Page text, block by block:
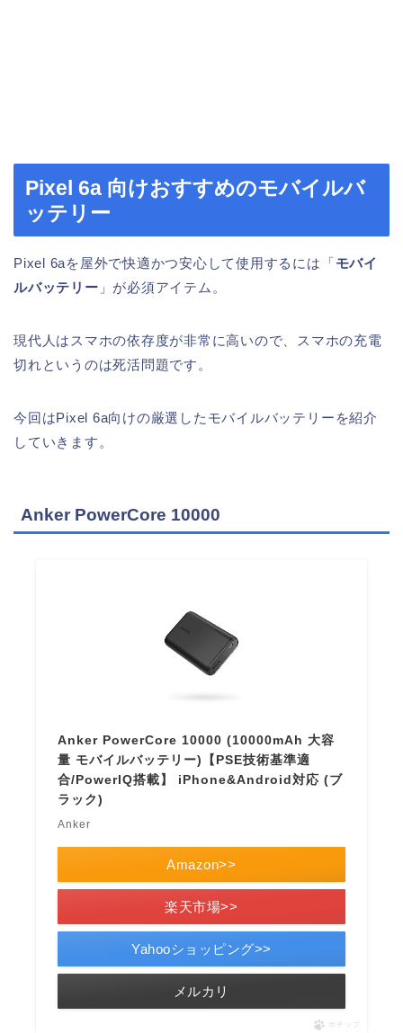
Pixel 6a 向けおすすめのモバイルバ
ッテリー
Pixel 6aを屋外で快適かつ安心して使用するには「モバイ
ルバッテリー 」が必須アイテム。
現代人はスマホの依存度が非常に高いので、スマホの充電
切れというのは死活問題です。
今回はPixel 6a向けの厳選したモバイルバッテリーを紹介
していきます。
Anker PowerCore 10000
Anker PowerCore 10000 (10000mAh 大容
量 モバイルバッテリー)【PSE技術基準適
合/PowerIQ搭載】 iPhone&Android対応 (ブ
ラック)
Anker
Amazon>>
楽天市場>>
Yahooショッピング>>
メルカリ
ポチップ